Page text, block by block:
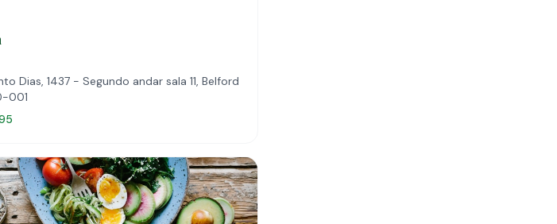
Dias, 1437 - Segundo andar sala 11, Belford
001